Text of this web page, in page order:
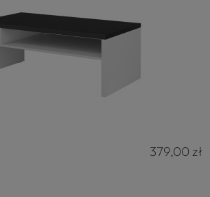
379,00 zł